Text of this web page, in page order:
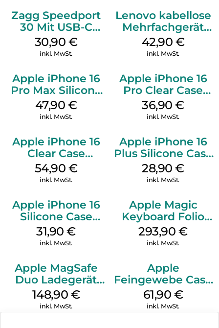
Zagg Speedport
30 Mit USB-C
Kabel Weiß
30,90 €
inkl. MwSt.
Lenovo kabellose
Mehrfachgerät
Luna Grey
42,90 €
inkl. MwSt.
Apple iPhone 16
Pro Max Silicone
Case MagSafe
Black
47,90 €
inkl. MwSt.
Apple iPhone 16
Pro Clear Case
MagSafe
Transparent
36,90€
inkl. MwSt.
Apple iPhone 16
Clear Case
MagSafe
Transparent
54,90 €
inkl. MwSt.
Apple iPhone 16
Plus Silicone Case
MagSafe Black
28,90€
inkl. MwSt.
Apple iPhone 16
Silicone Case
MagSafe Fuchsia
31,90€
inkl. MwSt.
Apple Magic
Keyboard Folio
iPad 10.9″ (10.Gen.)
Weiß
293,90€
inkl. MwSt.
Apple MagSafe
Duo Ladegerät
Weiß
148,90 €
inkl. MwSt.
Apple
Feingewebe Case
iPhone 15 Pro
MagSafe Schwarz
61,90 €
inkl. MwSt.